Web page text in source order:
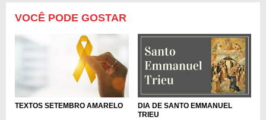
VOCÊ PODE GOSTAR
TEXTOS SETEMBRO AMARELO
DIA DE SANTO EMMANUEL
TRIEU